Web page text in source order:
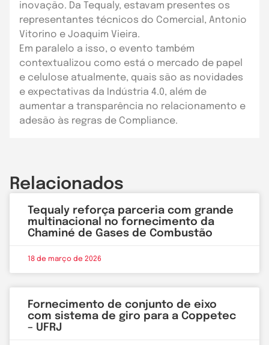
inovação. Da Tequaly, estavam presentes os
representantes técnicos do Comercial, Antonio
Vitorino e Joaquim Vieira.
Em paralelo a isso, o evento também
contextualizou como está o mercado de papel
e celulose atualmente, quais são as novidades
e expectativas da Indústria 4.0, além de
aumentar a transparência no relacionamento e
adesão às regras de Compliance.
Relacionados
Tequaly reforça parceria com grande
multinacional no fornecimento da
Chaminé de Gases de Combustão
18 de março de 2026
Fornecimento de conjunto de eixo
com sistema de giro para a Coppetec
– UFRJ